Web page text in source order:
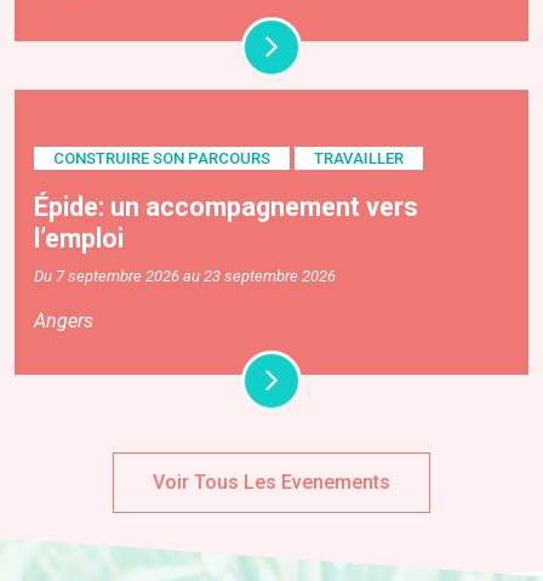
CONSTRUIRE SON PARCOURS TRAVAILLER
Épide: un accompagnement vers
l’emploi
Du 7 septembre 2026 au 23 septembre 2026
Angers
Voir Tous Les Evenements